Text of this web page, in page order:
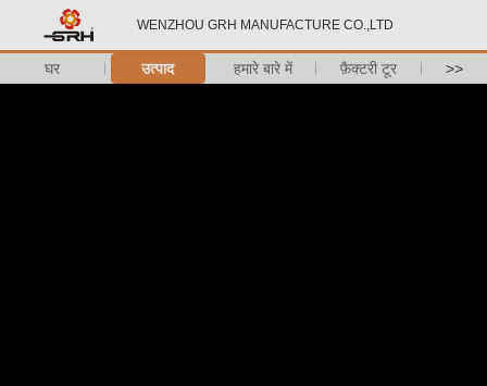
WENZHOU GRH MANUFACTURE CO.,LTD
घर उत्पाद हमारे बारे में फ़ैक्टरी टूर >>